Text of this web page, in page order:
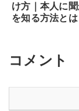
け方｜本人に
を知る方法とは
コメント